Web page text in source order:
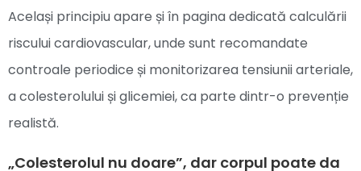
Același principiu apare și în pagina dedicată calculării
riscului cardiovascular, unde sunt recomandate
controale periodice și monitorizarea tensiunii arteriale,
a colesterolului și glicemiei, ca parte dintr-o prevenție
realistă.
„Colesterolul nu doare”, dar corpul poate da